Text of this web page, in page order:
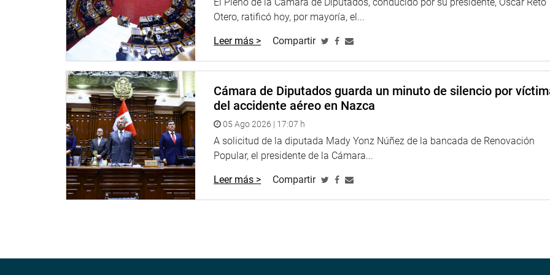
aprobación.
OFICINA DE COMUNICACIONES E IMAGEN INSTITUCIONAL
Otero, ratificó hoy, por mayoría, el...
Leer más > Compartir
Cámara de Diputados guarda un minuto de silencio por
del accidente aéreo en Nazca
05 Ago 2026 | 17:07 h
A solicitud de la diputada Mady Yonz Núñez de la bancada de Renovación
Popular, el presidente de la Cámara...
Leer más > Compartir